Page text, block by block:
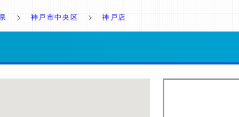
供を行っています。
神戸市中央区 神戸店